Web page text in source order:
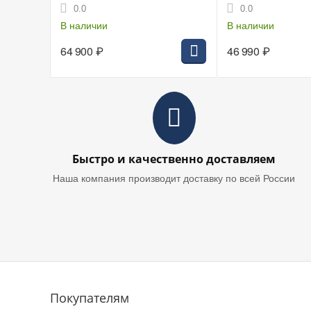
40В, 125 мм, 8500 об/м,
2x4.0Ач. BL4040F, DC40RA,
Makpac4
0.0
В наличии
64 900 ₽
40В, 125 мм, 8500
Ач BL4040F,
0.0
В наличии
46 990 ₽
Быстро и качественно доставляем
Наша компания производит доставку по всей России
Покупателям